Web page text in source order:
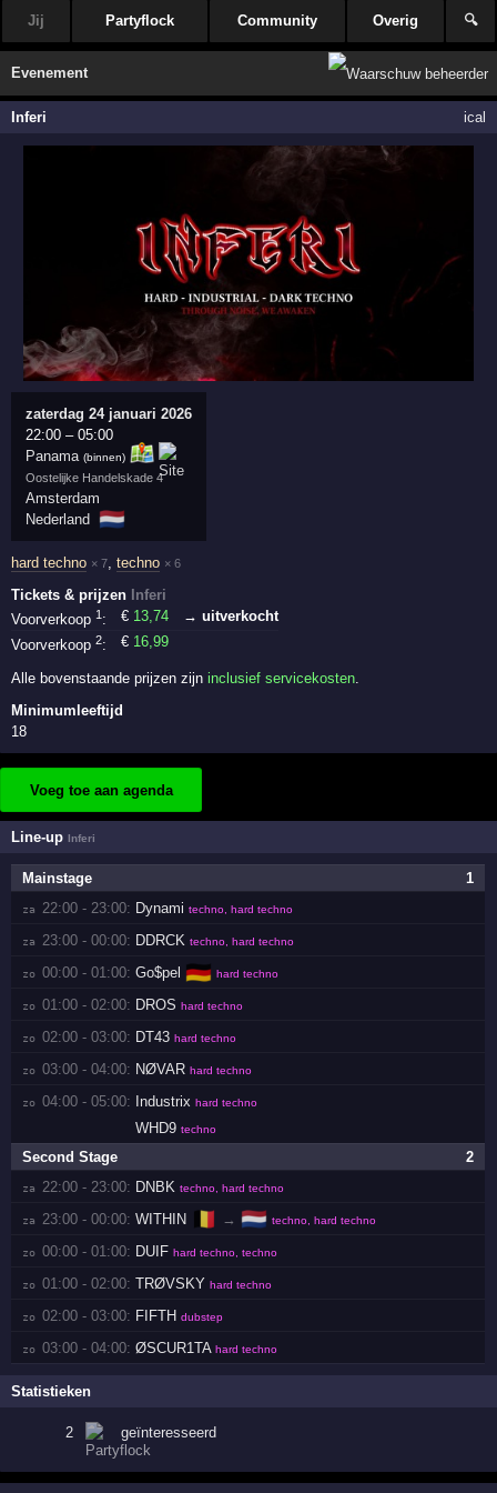
Jij Partyflock Community Overig 🔍
Evenement
Inferi ical
zaterdag 24 januari 2026
22:00 –05:00
Panama (binnen)
Oostelijke Handelskade 4
Amsterdam
Nederland
🇳🇱
hard techno × 7,techno × 6
Tickets & prijzen Inferi
Voorverkoop1: € 13,74
→ uitverkocht
Voorverkoop2: € 16,99
Alle bovenstaande prijzen zijninclusief servicekosten
Minimumleeftijd
18
Voeg toe aan agenda
Line-upInferi
1
Mainstage
za 22:00 - 23:00: Dynami techno, hard techno
za 23:00 - 00:00: DDRCK techno, hard techno
zo 00:00 - 01:00: Go$pel 🇩🇪 hard techno
zo 01:00 - 02:00: DROS hard techno
zo 02:00 - 03:00: DT43 hard techno
zo 03:00 - 04:00: NØVAR hard techno
zo 04:00 - 05:00: Industrix hard techno
WHD9 techno
2
Second Stage
za 22:00 - 23:00: DNBK techno, hard techno
za 23:00 - 00:00: WITHIN 🇧🇪 → 🇳🇱 techno, hard techno
zo 00:00 - 01:00: DUIF hard techno, techno
zo 01:00 - 02:00: TRØVSKY hard techno
zo 02:00 - 03:00: FIFTH dubstep
zo 03:00 - 04:00: ØSCUR1TA hard techno
Statistieken
2 geïnteresseerd